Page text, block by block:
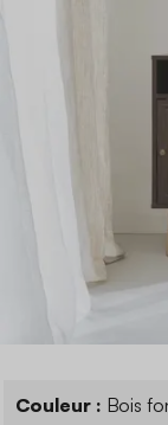
Couleur : Bois